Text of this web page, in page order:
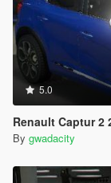
5.0
Renault Captur 2
By gwadacity